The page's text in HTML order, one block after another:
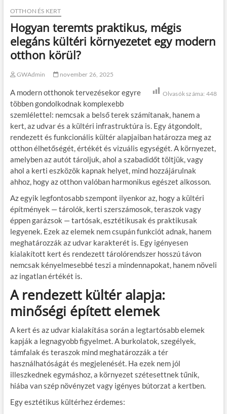
OTTHON ÉS KERT
Hogyan teremts praktikus, mégis
elegáns kültéri környezetet egy modern
otthon körül?
GWAdmin november 26, 2025
Olvasók száma: 448
A modern otthonok tervezésekor egyre
többen gondolkodnak komplexebb
szemlélettel: nemcsak a belső terek számítanak, hanem a
kert, az udvar és a kültéri infrastruktúra is. Egy átgondolt,
rendezett és funkcionális kültér alapjaiban határozza meg az
otthon élhetőségét, értékét és vizuális egységét. A környezet,
amelyben az autót tároljuk, ahol a szabadidőt töltjük, vagy
ahol a kerti eszközök kapnak helyet, mind hozzájárulnak
ahhoz, hogy az otthon valóban harmonikus egészet alkosson.
Az egyik legfontosabb szempont ilyenkor az, hogy a kültéri
építmények — tárolók, kerti szerszámosok, teraszok vagy
éppen garázsok — tartósak, esztétikusak és praktikusak
legyenek. Ezek az elemek nem csupán funkciót adnak, hanem
meghatározzák az udvar karakterét is. Egy igényesen
kialakított kert és rendezett tárolórendszer hosszú távon
nemcsak kényelmesebbé teszi a mindennapokat, hanem növeli
az ingatlan értékét is.
A rendezett kültér alapja:
minőségi épített elemek
A kert és az udvar kialakítása során a legtartósabb elemek
kapják a legnagyobb figyelmet. A burkolatok, szegélyek,
támfalak és teraszok mind meghatározzák a tér
használhatóságát és megjelenését. Ha ezek nem jól
illeszkednek egymáshoz, a környezet szétesettnek tűnik,
hiába van szép növényzet vagy igényes bútorzat a kertben.
Egy esztétikus kültérhez érdemes: